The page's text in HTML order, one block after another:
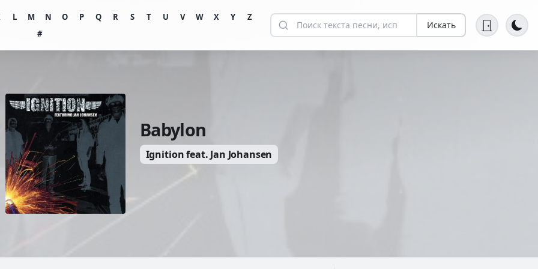
L M N O P Q R S T U V W X Y
Z
#
Искать
Babylon
Ignition feat. Jan Johansen